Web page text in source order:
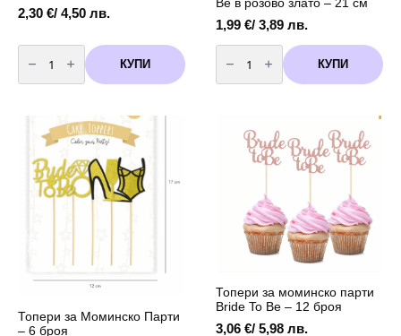
2,30 €/ 4,50 лв.
количество
за
Топери
за
броя
Willy
КУПИ
1,99 €/ 3,89 лв.
количество
за
Топер
за
розово
КУПИ
Топери за Моминско Парти
– 6 броя
Топери за моминско парти
Bride To Be – 12 броя
3,06 €/ 5,98 лв.